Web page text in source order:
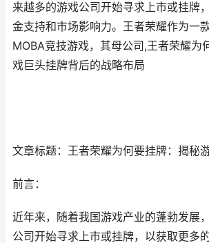
来越多的游戏公司开始寻求上市或挂牌
金支持和市场影响力。王者荣耀作为一
MOBA竞技游戏，其母公司,王者荣耀为
戏巨头挂牌背后的战略布局
文章标题：王者荣耀为何要挂牌：揭秘
前言：
近年来，随着我国游戏产业的蓬勃发展
公司开始寻求上市或挂牌，以获取更多